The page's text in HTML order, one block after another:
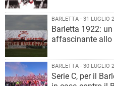
BARLETTA - 31 LUGLIO
Barletta 1922:
affascinante allo
BARLETTA - 30 LUGLIO
Serie C, per il